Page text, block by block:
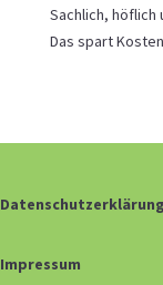
Sachlich, höflich
Das spart
Datenschutzerklärung
Impressum